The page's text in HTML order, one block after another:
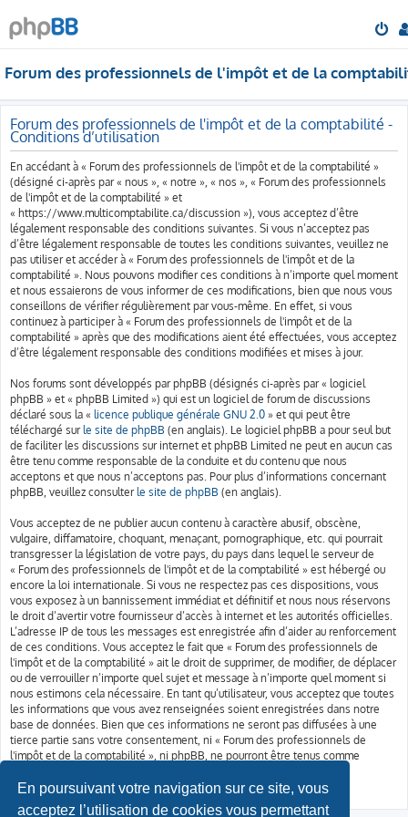
En poursuivant votre navigation sur ce site, vous
acceptez l’utilisation de cookies vous permettant
Forum des professionnels de l'impôt et de la
Forum des professionnels de l'impôt et de la comptabilité -
Conditions d’utilisation
En accédant à « Forum des professionnels de l'impôt et de la comptabilité »
(désigné ci-après par « nous », « notre », « nos », « Forum des professionnels
de l'impôt et de la comptabilité » et
« https://www.multicomptabilite.ca/discussion »), vous acceptez d’être
légalement responsable des conditions suivantes. Si vous n’acceptez pas
d’être légalement responsable de toutes les conditions suivantes, veuillez ne
pas utiliser et accéder à « Forum des professionnels de l'impôt et de la
comptabilité ». Nous pouvons modifier ces conditions à n’importe quel moment
et nous essaierons de vous informer de ces modifications, bien que nous vous
conseillons de vérifier régulièrement par vous-même. En effet, si vous
continuez à participer à « Forum des professionnels de l'impôt et de la
comptabilité » après que des modifications aient été effectuées, vous acceptez
d’être légalement responsable des conditions modifiées et mises à jour.
Nos forums sont développés par phpBB (désignés ci-après par « logiciel
phpBB » et « phpBB Limited ») qui est un logiciel de forum de discussions
déclaré sous la « licence publique générale GNU 2.0 » et qui peut être
téléchargé surle site de phpBB (en anglais). Le logiciel phpBB a pour seul but
de faciliter les discussions sur internet et phpBB Limited ne peut en aucun cas
être tenu comme responsable de la conduite et du contenu que nous
acceptons et que nous n’acceptons pas. Pour plus d’informations concernant
phpBB, veuillez consulterle site de phpBB (en anglais).
Vous acceptez de ne publier aucun contenu à caractère abusif, obscène,
vulgaire, diffamatoire, choquant, menaçant, pornographique, etc. qui pourrait
transgresser la législation de votre pays, du pays dans lequel le serveur de
« Forum des professionnels de l'impôt et de la comptabilité » est hébergé ou
encore la loi internationale. Si vous ne respectez pas ces dispositions, vous
vous exposez à un bannissement immédiat et définitif et nous nous réservons
le droit d’avertir votre fournisseur d’accès à internet et les autorités officielles.
L’adresse IP de tous les messages est enregistrée afin d’aider au renforcement
de ces conditions. Vous acceptez le fait que « Forum des professionnels de
l'impôt et de la comptabilité » ait le droit de supprimer, de modifier, de déplacer
ou de verrouiller n’importe quel sujet et message à n’importe quel moment si
nous estimons cela nécessaire. En tant qu’utilisateur, vous acceptez que toutes
les informations que vous avez renseignées soient enregistrées dans notre
base de données. Bien que ces informations ne seront pas diffusées à une
tierce partie sans votre consentement, ni « Forum des professionnels de
l'impôt et de la comptabilité », ni phpBB, ne pourront être tenus comme
compromettre vos données.